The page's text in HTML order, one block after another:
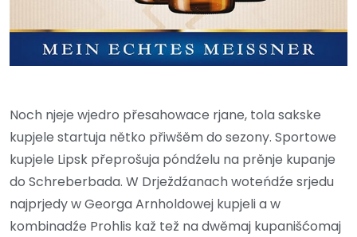
Noch njeje wjedro přesahowace rjane, tola sakske
kupjele startuja nětko přiwšěm do sezony. Sportowe
kupjele Lipsk přeprošuja póndźelu na prěnje kupanje
do Schreberbada. W Drježdźanach woteńdźe srjedu
najprjedy w Georga Arnholdowej kupjeli a w
kombinadźe Prohlis kaž tež na dwěmaj kupanišćomaj